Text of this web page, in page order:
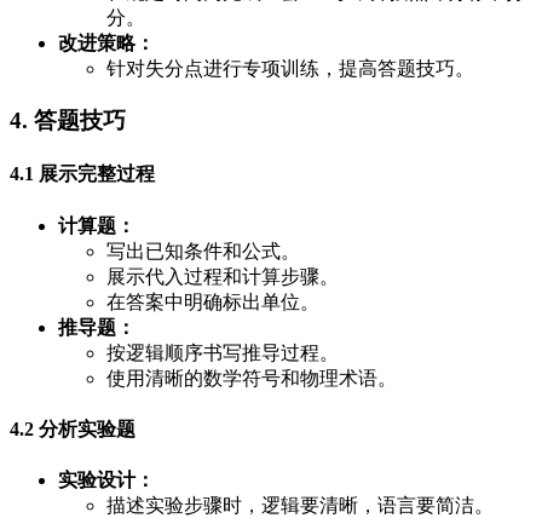
分。
改进策略：
针对失分点进行专项训练，提高答题技巧。
4. 答题技巧
4.1 展示完整过程
计算题：
写出已知条件和公式。
展示代入过程和计算步骤。
在答案中明确标出单位。
推导题：
按逻辑顺序书写推导过程。
使用清晰的数学符号和物理术语。
4.2 分析实验题
实验设计：
描述实验步骤时，逻辑要清晰，语言要简洁。